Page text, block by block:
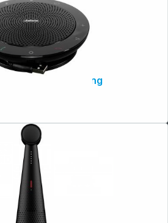
Jabra Speak 510 MS Freisprecheinrichtung